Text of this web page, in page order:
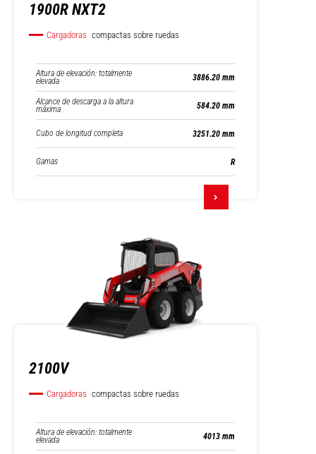
1900R NXT2
Cargadoras compactas sobre ruedas
Altura de elevación: totalmente
elevada 3886.20 mm
Alcance de descarga a la altura
máxima 584.20 mm
Cubo de longitud completa 3251.20 mm
Gamas R
2100V
Cargadoras compactas sobre ruedas
Altura de elevación: totalmente
elevada 4013 mm